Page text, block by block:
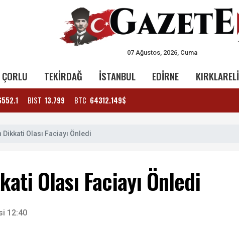
07 Ağustos, 2026, Cuma
ÇORLU TEKİRDAĞ İSTANBUL EDİRNE KIRKLARELİ
BIST 13.799 BTC 64312.149$
Dikkati Olası Faciayı Önledi
Olası Faciayı Önledi
12:40